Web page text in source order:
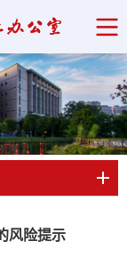
风险提示